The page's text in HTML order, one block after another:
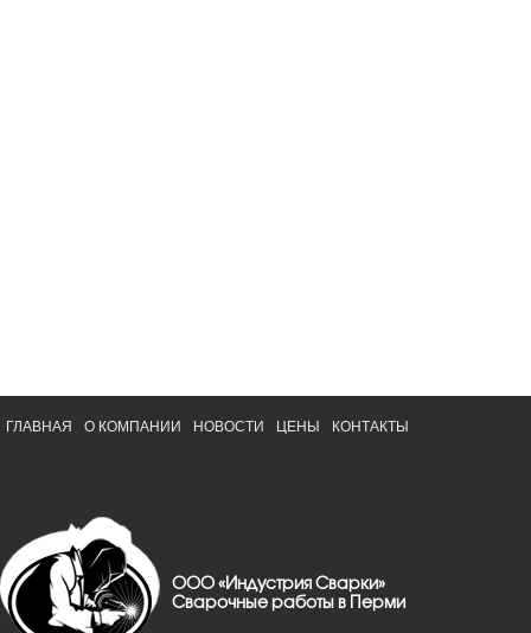
ГЛАВНАЯ О КОМПАНИИ НОВОСТИ ЦЕНЫ КОНТАКТЫ
ООО «Индустрия Сварки»
Сварочные работы в Перми